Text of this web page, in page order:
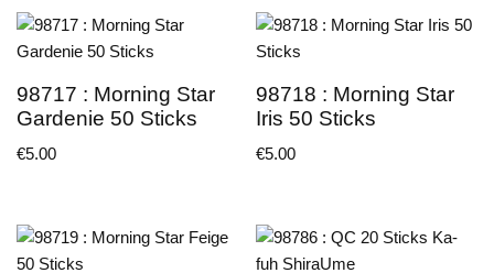
98717 : Morning Star
Gardenie 50 Sticks
€5.00
98718 : Morning Star
Iris 50 Sticks
€5.00